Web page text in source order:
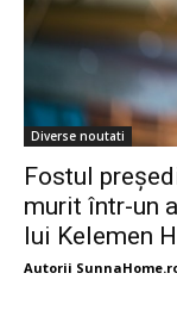
Diverse noutati
Fostul
murit într-un
lui Kelemen
Autorii